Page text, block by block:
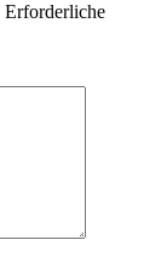
Erforderliche